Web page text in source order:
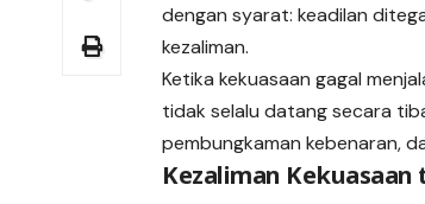
dengan syarat: keadilan
kezaliman.
Ketika kekuasaan gagal
tidak selalu datang secara
pembungkaman kebenaran,
Kezaliman